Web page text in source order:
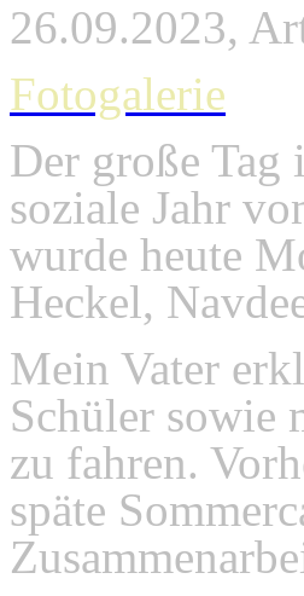
26.09.2023,
Fotogalerie
Der große Tag
soziale Jahr
wurde heute
Heckel,
Mein Vater
Schüler sowie
zu fahren.
späte